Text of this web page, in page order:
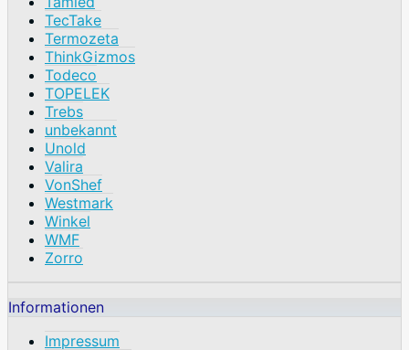
TecTake
Termozeta
ThinkGizmos
Todeco
TOPELEK
Trebs
unbekannt
Unold
Valira
VonShef
Westmark
Winkel
WMF
Zorro
Informationen
Impressum